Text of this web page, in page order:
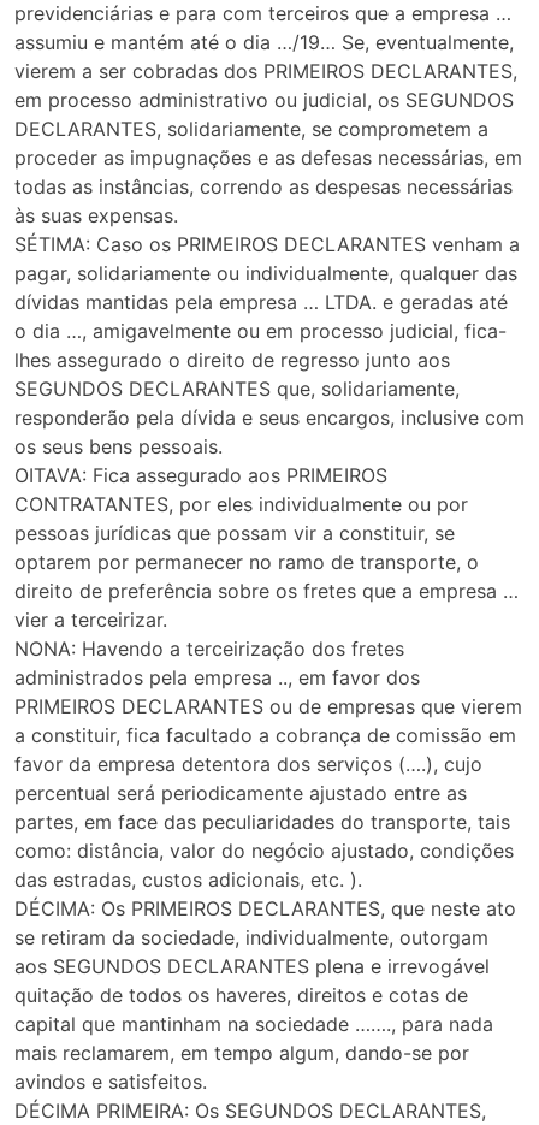
previdenciárias e para com terceiros que a empresa …
assumiu e mantém até o dia …/19… Se, eventualmente,
vierem a ser cobradas dos PRIMEIROS DECLARANTES,
em processo administrativo ou judicial, os SEGUNDOS
DECLARANTES, solidariamente, se comprometem a
proceder as impugnações e as defesas necessárias, em
todas as instâncias, correndo as despesas necessárias
às suas expensas.
SÉTIMA: Caso os PRIMEIROS DECLARANTES venham a
pagar, solidariamente ou individualmente, qualquer das
dívidas mantidas pela empresa … LTDA. e geradas até
o dia …, amigavelmente ou em processo judicial, fica-
lhes assegurado o direito de regresso junto aos
SEGUNDOS DECLARANTES que, solidariamente,
responderão pela dívida e seus encargos, inclusive com
os seus bens pessoais.
OITAVA: Fica assegurado aos PRIMEIROS
CONTRATANTES, por eles individualmente ou por
pessoas jurídicas que possam vir a constituir, se
optarem por permanecer no ramo de transporte, o
direito de preferência sobre os fretes que a empresa …
vier a terceirizar.
NONA: Havendo a terceirização dos fretes
administrados pela empresa .., em favor dos
PRIMEIROS DECLARANTES ou de empresas que vierem
a constituir, fica facultado a cobrança de comissão em
favor da empresa detentora dos serviços (….), cujo
percentual será periodicamente ajustado entre as
partes, em face das peculiaridades do transporte, tais
como: distância, valor do negócio ajustado, condições
das estradas, custos adicionais, etc. ).
DÉCIMA: Os PRIMEIROS DECLARANTES, que neste ato
se retiram da sociedade, individualmente, outorgam
aos SEGUNDOS DECLARANTES plena e irrevogável
quitação de todos os haveres, direitos e cotas de
capital que mantinham na sociedade ……., para nada
mais reclamarem, em tempo algum, dando-se por
avindos e satisfeitos.
DÉCIMA PRIMEIRA: Os SEGUNDOS DECLARANTES,